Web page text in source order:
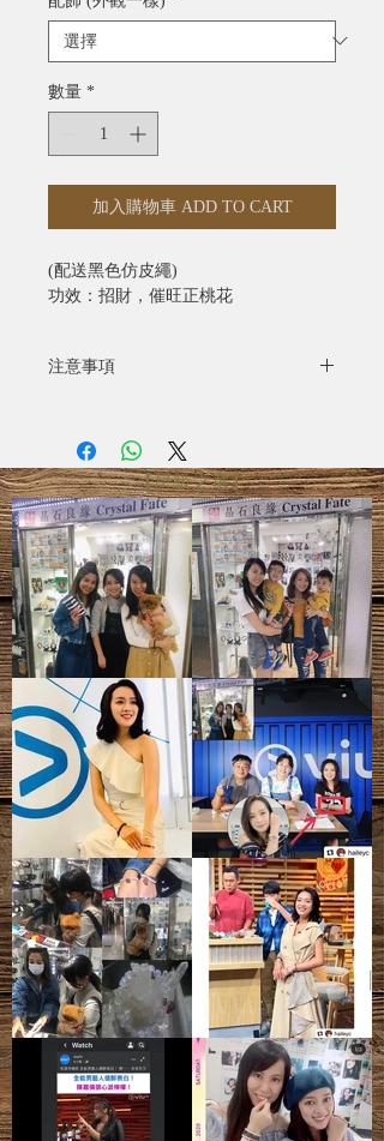
數量 *
加入購物車 ADD TO CART
(配送黑色仿皮繩)
功效：招財，催旺正桃花
注意事項
電腦螢幕設定不同，可能會有微色差
- 圖片只供參考，尺寸可能有所偏差，
一切以實際出貨物品為準
- 天然礦寶石有天然石紋、雲霧、雜
質、礦痕、冰紋等等，皆為正常現象
【星級之選】